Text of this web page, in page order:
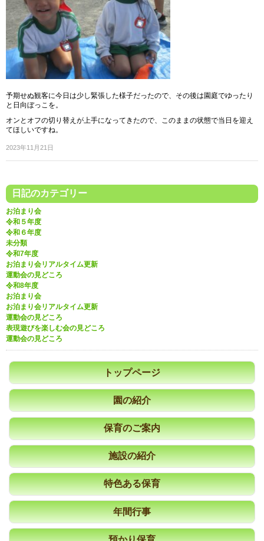
予期せぬ観客に今日は少し緊張した様子だったので、その後は園庭でゆったり
と日向ぼっこを。
オンとオフの切り替えが上手になってきたので、このままの状態で当日を迎え
てほしいですね。
2023年11月21日
日記のカテゴリー
お泊まり会
令和５年度
令和６年度
未分類
令和7年度
お泊まり会リアルタイム更新
運動会の見どころ
令和8年度
お泊まり会
お泊まり会リアルタイム更新
運動会の見どころ
表現遊びを楽しむ会の見どころ
運動会の見どころ
トップページ
園の紹介
保育のご案内
施設の紹介
特色ある保育
年間行事